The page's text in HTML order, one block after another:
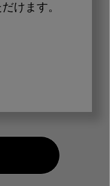
けます。